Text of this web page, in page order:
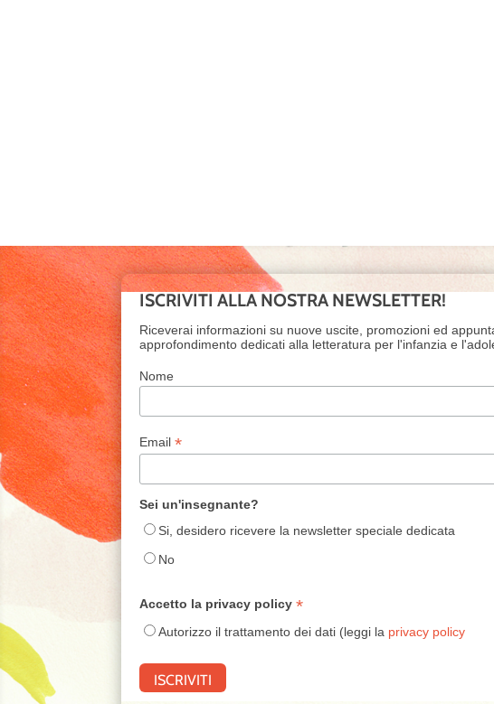
ISCRIVITI ALLA NOSTRA NEWSLETTER!
Riceverai informazioni su nuove uscite, promozioni ed
approfondimento dedicati alla letteratura per l'infanzia e
Nome
Email*
Sei un'insegnante?
Si, desidero ricevere la newsletter speciale dedicata
No
Accetto la privacy policy*
Autorizzo il trattamento dei dati (leggi la privacy policy